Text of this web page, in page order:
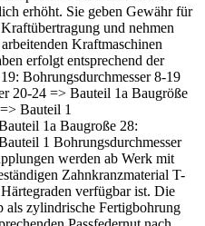
erhöht. Sie geben Gewähr für
und nehmen
Kraftmaschinen
erfolgt entsprechend der
Bohrungsdurchmesser 8-19
20-24 => Bauteil 1a Baugröße
Bauteil 1
1a Baugroße 28:
1 Bohrungsdurchmesser
werden ab Werk mit
Zahnkranzmaterial T-
verfügbar ist. Die
als zylindrische Fertigbohrung